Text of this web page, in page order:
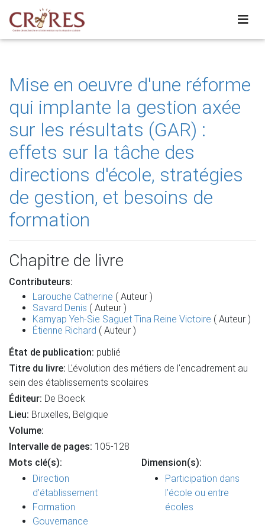
Mise en oeuvre d'une réforme
qui implante la gestion axée
sur les résultats (GAR) :
effets sur la tâche des
directions d'école, stratégies
de gestion, et besoins de
formation
Chapitre de livre
Contributeurs:
Larouche Catherine ( Auteur )
Savard Denis ( Auteur )
Kamyap Yeh-Sie Saguet Tina Reine Victoire ( Auteur )
Étienne Richard ( Auteur )
État de publication: publié
Titre du livre: L'évolution des métiers de l'encadrement au
sein des établissements scolaires
Éditeur: De Boeck
Lieu: Bruxelles, Belgique
Volume:
Intervalle de pages: 105-128
Mots clé(s):
Direction
d'établissement
Formation
Gouvernance
Dimension(s):
Participation dans
l’école ou entre
écoles